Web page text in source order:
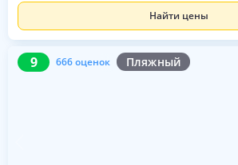
Найти цены
9 666 оценок Пляжный
9 666 оценок